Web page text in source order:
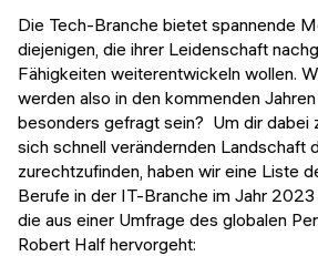
Die Tech-Branche bietet spannende
diejenigen, die ihrer Leidenschaft
Fähigkeiten weiterentwickeln wollen.
werden also in den kommenden
besonders gefragt sein? Um dir dabei
sich schnell verändernden Landschaft
zurechtzufinden, haben wir eine Liste
Berufe in der IT-Branche im Jahr 2023
die aus einer Umfrage des globalen
Robert Half hervorgeht: